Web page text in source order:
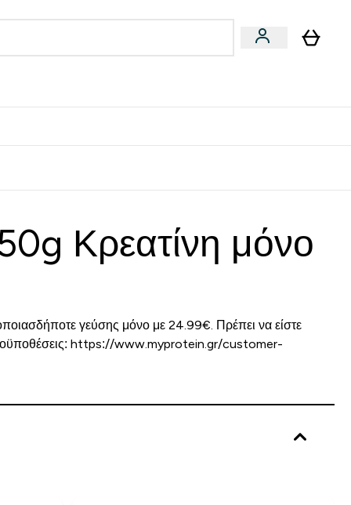
Κρεατίνη μόνο
γεύσης μόνο με 24.99€. Πρέπει να είστε
https://www.myprotein.gr/customer-